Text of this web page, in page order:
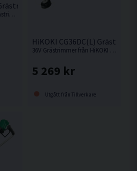
18V
18V. Kraftfull sladdlös grästrimmer för bekvämt arbete i trädgården. Levereras utan batteri och laddare.
HiKOKI CG36DC(L)
36V Grästrimmer från HiKOKI som innehåller slyklinga och trimmerhuvud.
5 269 kr
Utgått från Tillverkare